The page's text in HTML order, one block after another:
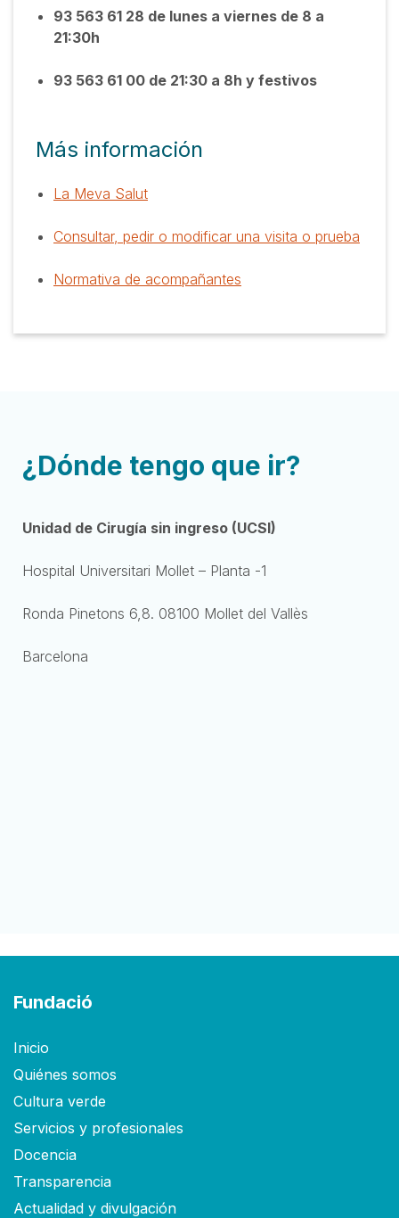
93 563 61 28 de lunes a viernes de 8 a
21:30h
93 563 61 00 de 21:30 a 8h y festivos
Más información
La Meva Salut
Consultar, pedir o modificar una visita o prueba
Normativa de acompañantes
¿Dónde tengo que ir?
Unidad de Cirugía sin ingreso (UCSI)
Hospital Universitari Mollet – Planta -1
Ronda Pinetons 6,8. 08100 Mollet del Vallès
Barcelona
Fundació
Inicio
Quiénes somos
Cultura verde
Servicios y profesionales
Docencia
Transparencia
Actualidad y divulgación